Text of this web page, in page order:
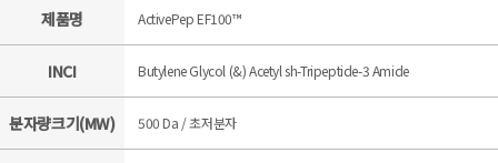
제품명 ActivePep EF100™
INCI Butylene Glycol (&) Acetyl sh-Tripeptide-3 Amide
분자량크기(MW) 500 Da / 초저분자